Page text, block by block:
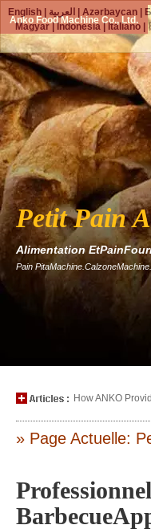
Anko Food Machine Co., Ltd.
Petit Pain
Alimentation
Pain
How ANKO
» Page Actuelle:
English العربية |Azərbaycan
Magyar|Indonesia| Italiano|